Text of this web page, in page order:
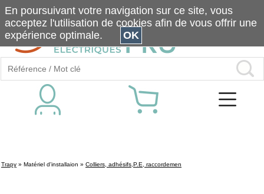
Trapy » Matériel d'installaion » Colliers, adhésifs,P.E, raccordemen
En poursuivant votre navigation sur ce site, vous
acceptez l'utilisation de cookies afin de vous offrir une
expérience optimale.
OK